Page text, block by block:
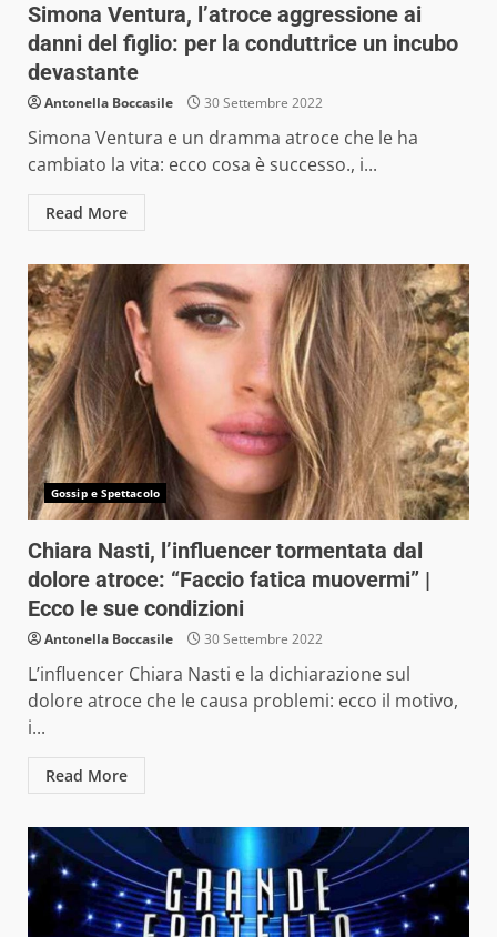
Simona Ventura, l’atroce aggressione ai
danni del figlio: per la conduttrice un incubo
devastante
Antonella Boccasile 30 Settembre 2022
Simona Ventura e un dramma atroce che le ha
cambiato la vita: ecco cosa è successo., i...
Read More
Gossip e Spettacolo
Chiara Nasti, l’influencer tormentata dal
dolore atroce: “Faccio fatica muovermi” |
Ecco le sue condizioni
Antonella Boccasile 30 Settembre 2022
L’influencer Chiara Nasti e la dichiarazione sul
dolore atroce che le causa problemi: ecco il motivo,
i...
Read More